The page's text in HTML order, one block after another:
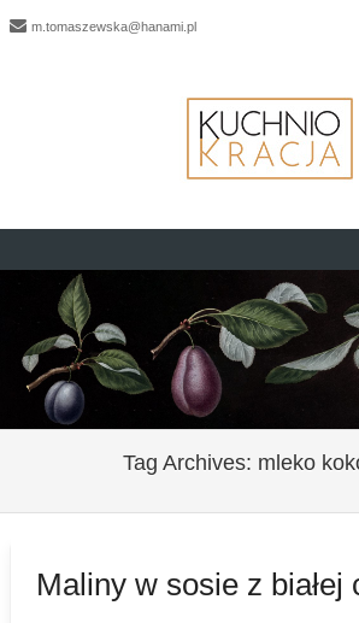
m.tomaszewska@hanami.pl
Skip to content
Tag Archives: mleko
Maliny w sosie z białej